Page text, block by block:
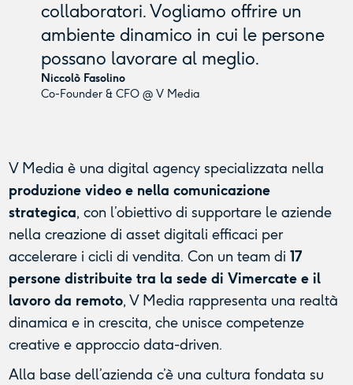
collaboratori. Vogliamo offrire un
ambiente dinamico in cui le persone
possano lavorare al meglio.
Niccolò Fasolino
Co-Founder & CFO @ V Media
V Media è una digital agency specializzata nella
produzione video e nella comunicazione
strategica, con l’obiettivo di supportare le aziende
nella creazione di asset digitali efficaci per
accelerare i cicli di vendita. Con un team di17
persone distribuite tra la sede di Vimercate e il
lavoro da remoto, V Media rappresenta una realtà
dinamica e in crescita, che unisce competenze
creative e approccio data-driven.
Alla base dell’azienda c’è una cultura fondata su